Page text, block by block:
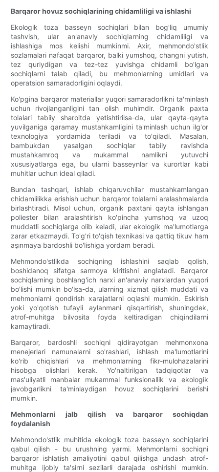
Barqaror hovuz sochiqlarining chidamliligi va ishlashi
Ekologik toza basseyn sochiqlari bilan bog'liq umumiy
tashvish, ular an'anaviy sochiqlarning chidamliligi va
ishlashiga mos kelishi mumkinmi. Axir, mehmondo'stlik
sozlamalari nafaqat barqaror, balki yumshoq, changni yutish,
tez quriydigan va tez-tez yuvishga chidamli bo'lgan
sochiqlarni talab qiladi, bu mehmonlarning umidlari va
operatsion samaradorligini oqlaydi.
Ko'pgina barqaror materiallar yuqori samaradorlikni ta'minlash
uchun rivojlanganligini tan olish muhimdir. Organik paxta
tolalari tabiiy sharoitda yetishtirilsa-da, ular qayta-qayta
yuvilganiga qaramay mustahkamligini ta'minlash uchun ilg'or
texnologiya yordamida teriladi va to'qiladi. Masalan,
bambukdan yasalgan sochiqlar tabiiy ravishda
mustahkamroq va mukammal namlikni yutuvchi
xususiyatlarga ega, bu ularni basseynlar va kurortlar kabi
muhitlar uchun ideal qiladi.
Bundan tashqari, ishlab chiqaruvchilar mustahkamlangan
chidamlilikka erishish uchun barqaror tolalarni aralashmalarda
birlashtiradi. Misol uchun, organik paxtani qayta ishlangan
poliester bilan aralashtirish ko'pincha yumshoq va uzoq
muddatli sochiqlarga olib keladi, ular ekologik ma'lumotlarga
zarar etkazmaydi. To'g'ri to'qish texnikasi va qattiq tikuv ham
aşınmaya bardoshli bo'lishiga yordam beradi.
Mehmondo'stlikda sochiqning ishlashini saqlab qolish,
boshidanoq sifatga sarmoya kiritishni anglatadi. Barqaror
sochiqlarning boshlang'ich narxi an'anaviy narxlardan yuqori
bo'lishi mumkin bo'lsa-da, ularning xizmat qilish muddati va
mehmonlarni qondirish xarajatlarni oqlashi mumkin. Eskirish
yoki yo'qotish tufayli aylanmani qisqartirish, shuningdek,
atrof-muhitga bilvosita foyda keltiradigan chiqindilarni
kamaytiradi.
Barqaror, bardoshli sochiqni qidirayotgan mehmonxona
menejerlari namunalarni so'rashlari, ishlash ma'lumotlarini
ko'rib chiqishlari va mehmonlarning fikr-mulohazalarini
hisobga olishlari kerak. Yo'naltirilgan tadqiqotlar va
mas'uliyatli manbalar mukammal funksionallik va ekologik
javobgarlikni ta'minlaydigan hovuz sochiqlarini berishi
mumkin.
Mehmonlarni jalb qilish va barqaror sochiqdan
foydalanish
Mehmondo'stlik muhitida ekologik toza basseyn sochiqlarini
qabul qilish - bu urushning yarmi. Mehmonlarni sochiqni
barqaror ishlatish amaliyotini qabul qilishga undash atrof-
muhitga ijobiy ta'sirni sezilarli darajada oshirishi mumkin.